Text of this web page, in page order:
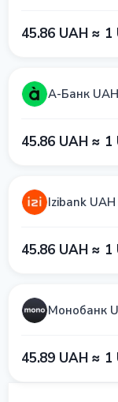
45.86 UAH ≈ 1
А-Банк UAH
45.86 UAH ≈ 1
Izibank UAH
45.86 UAH ≈ 1
Монобанк
45.89 UAH ≈ 1